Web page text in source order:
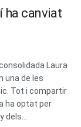
ha canviat
Laura
una de les
Tot i compartir
ha optat per